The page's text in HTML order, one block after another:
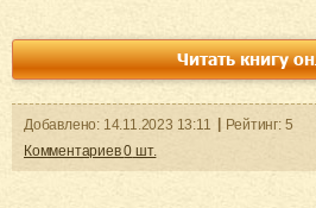
Читать книгу
Добавленo: 14.11.2023 13:11 Рейтинг: 5
Комментариев0 шт.